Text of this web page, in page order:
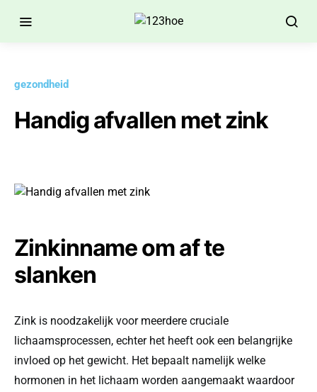
gezondheid
Handig afvallen met zink
Zinkinname om af te
slanken
Zink is noodzakelijk voor meerdere cruciale
lichaamsprocessen, echter het heeft ook een belangrijke
invloed op het gewicht. Het bepaalt namelijk welke
hormonen in het lichaam worden aangemaakt waardoor